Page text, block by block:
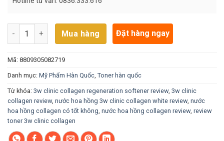
Nước Hoa Hồng Tái Tạo Da 3W Clinic (Đỏ) (150 ml) số lượng
Mua hàng Đặt hàng ngay
Mã: 8809305082719
Danh mục: Mỹ Phẩm Hàn Quốc, Toner hàn quốc
Từ khóa: 3w clinic collagen regeneration softener review, 3w clinic
collagen review, nước hoa hồng 3w clinic collagen white review, nước
hoa hồng collagen có tốt không, nước hoa hồng collagen review, review
toner 3w clinic collagen